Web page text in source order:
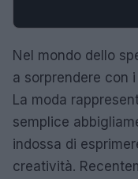
Nel mondo dello
a sorprendere con
La moda
semplice
indossa di
creatività.